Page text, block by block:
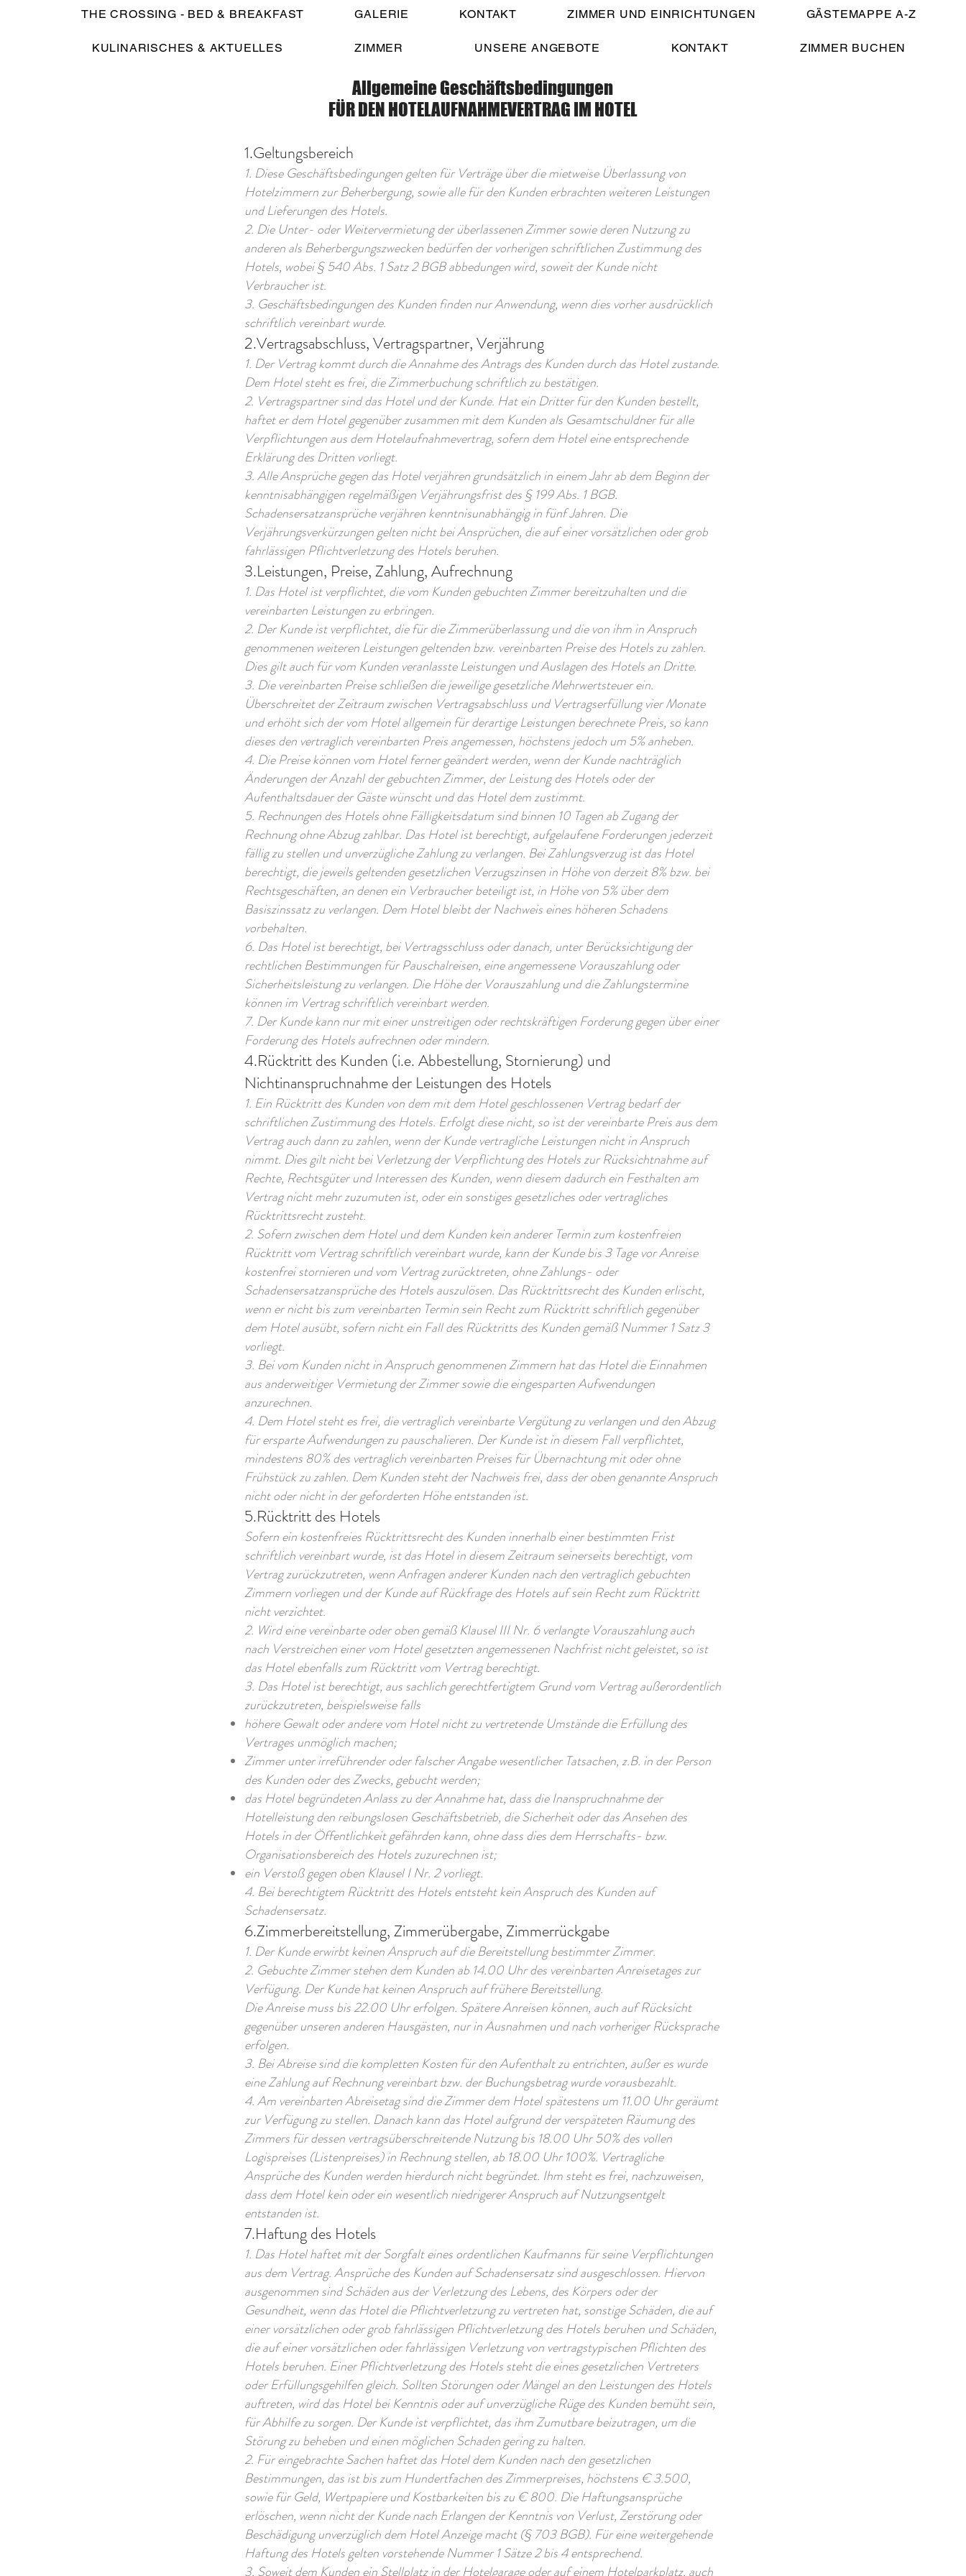
THE CROSSING - BED & BREAKFAST GALERIE KONTAKT ZIMMER UND EINRICHTUNGEN GÄSTEMAPPE A-Z
KULINARISCHES & AKTUELLES ZIMMER UNSERE ANGEBOTE KONTAKT ZIMMER BUCHEN
Allgemeine Geschäftsbedingungen
FÜR DEN HOTELAUFNAHMEVERTRAG IM HOTEL
1.Geltungsbereich
1. Diese Geschäftsbedingungen gelten für Verträge über die mietweise Überlassung von
Hotelzimmern zur Beherbergung, sowie alle für den Kunden erbrachten weiteren Leistungen
und Lieferungen des Hotels.
2. Die Unter- oder Weitervermietung der überlassenen Zimmer sowie deren Nutzung zu
anderen als Beherbergungszwecken bedürfen der vorherigen schriftlichen Zustimmung des
Hotels, wobei § 540 Abs. 1 Satz 2 BGB abbedungen wird, soweit der Kunde nicht
Verbraucher ist.
3. Geschäftsbedingungen des Kunden finden nur Anwendung, wenn dies vorher ausdrücklich
schriftlich vereinbart wurde.
2.Vertragsabschluss, Vertragspartner, Verjährung
1. Der Vertrag kommt durch die Annahme des Antrags des Kunden durch das Hotel zustande.
Dem Hotel steht es frei, die Zimmerbuchung schriftlich zu bestätigen.
2. Vertragspartner sind das Hotel und der Kunde. Hat ein Dritter für den Kunden bestellt,
haftet er dem Hotel gegenüber zusammen mit dem Kunden als Gesamtschuldner für alle
Verpflichtungen aus dem Hotelaufnahmevertrag, sofern dem Hotel eine entsprechende
Erklärung des Dritten vorliegt.
3. Alle Ansprüche gegen das Hotel verjähren grundsätzlich in einem Jahr ab dem Beginn der
kenntnisabhängigen regelmäßigen Verjährungsfrist des § 199 Abs. 1 BGB.
Schadensersatzansprüche verjähren kenntnisunabhängig in fünf Jahren. Die
Verjährungsverkürzungen gelten nicht bei Ansprüchen, die auf einer vorsätzlichen oder grob
fahrlässigen Pflichtverletzung des Hotels beruhen.
3.Leistungen, Preise, Zahlung, Aufrechnung
1. Das Hotel ist verpflichtet, die vom Kunden gebuchten Zimmer bereitzuhalten und die
vereinbarten Leistungen zu erbringen.
2. Der Kunde ist verpflichtet, die für die Zimmerüberlassung und die von ihm in Anspruch
genommenen weiteren Leistungen geltenden bzw. vereinbarten Preise des Hotels zu zahlen.
Dies gilt auch für vom Kunden veranlasste Leistungen und Auslagen des Hotels an Dritte.
3. Die vereinbarten Preise schließen die jeweilige gesetzliche Mehrwertsteuer ein.
Überschreitet der Zeitraum zwischen Vertragsabschluss und Vertragserfüllung vier Monate
und erhöht sich der vom Hotel allgemein für derartige Leistungen berechnete Preis, so kann
dieses den vertraglich vereinbarten Preis angemessen, höchstens jedoch um 5% anheben.
4. Die Preise können vom Hotel ferner geändert werden, wenn der Kunde nachträglich
Änderungen der Anzahl der gebuchten Zimmer, der Leistung des Hotels oder der
Aufenthaltsdauer der Gäste wünscht und das Hotel dem zustimmt.
5. Rechnungen des Hotels ohne Fälligkeitsdatum sind binnen 10 Tagen ab Zugang der
Rechnung ohne Abzug zahlbar. Das Hotel ist berechtigt, aufgelaufene Forderungen jederzeit
fällig zu stellen und unverzügliche Zahlung zu verlangen. Bei Zahlungsverzug ist das Hotel
berechtigt, die jeweils geltenden gesetzlichen Verzugszinsen in Höhe von derzeit 8% bzw. bei
Rechtsgeschäften, an denen ein Verbraucher beteiligt ist, in Höhe von 5% über dem
Basiszinssatz zu verlangen. Dem Hotel bleibt der Nachweis eines höheren Schadens
vorbehalten.
6. Das Hotel ist berechtigt, bei Vertragsschluss oder danach, unter Berücksichtigung der
rechtlichen Bestimmungen für Pauschalreisen, eine angemessene Vorauszahlung oder
Sicherheitsleistung zu verlangen. Die Höhe der Vorauszahlung und die Zahlungstermine
können im Vertrag schriftlich vereinbart werden.
7. Der Kunde kann nur mit einer unstreitigen oder rechtskräftigen Forderung gegen über einer
Forderung des Hotels aufrechnen oder mindern.
4.Rücktritt des Kunden (i.e. Abbestellung, Stornierung) und
Nichtinanspruchnahme der Leistungen des Hotels
1. Ein Rücktritt des Kunden von dem mit dem Hotel geschlossenen Vertrag bedarf der
schriftlichen Zustimmung des Hotels. Erfolgt diese nicht, so ist der vereinbarte Preis aus dem
Vertrag auch dann zu zahlen, wenn der Kunde vertragliche Leistungen nicht in Anspruch
nimmt. Dies gilt nicht bei Verletzung der Verpflichtung des Hotels zur Rücksichtnahme auf
Rechte, Rechtsgüter und Interessen des Kunden, wenn diesem dadurch ein Festhalten am
Vertrag nicht mehr zuzumuten ist, oder ein sonstiges gesetzliches oder vertragliches
Rücktrittsrecht zusteht.
2. Sofern zwischen dem Hotel und dem Kunden kein anderer Termin zum kostenfreien
Rücktritt vom Vertrag schriftlich vereinbart wurde, kann der Kunde bis 3 Tage vor Anreise
kostenfrei stornieren und vom Vertrag zurücktreten, ohne Zahlungs- oder
Schadensersatzansprüche des Hotels auszulösen. Das Rücktrittsrecht des Kunden erlischt,
wenn er nicht bis zum vereinbarten Termin sein Recht zum Rücktritt schriftlich gegenüber
dem Hotel ausübt, sofern nicht ein Fall des Rücktritts des Kunden gemäß Nummer 1 Satz 3
vorliegt.
3. Bei vom Kunden nicht in Anspruch genommenen Zimmern hat das Hotel die Einnahmen
aus anderweitiger Vermietung der Zimmer sowie die eingesparten Aufwendungen
anzurechnen.
4. Dem Hotel steht es frei, die vertraglich vereinbarte Vergütung zu verlangen und den Abzug
für ersparte Aufwendungen zu pauschalieren. Der Kunde ist in diesem Fall verpflichtet,
mindestens 80% des vertraglich vereinbarten Preises für Übernachtung mit oder ohne
Frühstück zu zahlen. Dem Kunden steht der Nachweis frei, dass der oben genannte Anspruch
nicht oder nicht in der geforderten Höhe entstanden ist.
5.Rücktritt des Hotels
Sofern ein kostenfreies Rücktrittsrecht des Kunden innerhalb einer bestimmten Frist
schriftlich vereinbart wurde, ist das Hotel in diesem Zeitraum seinerseits berechtigt, vom
Vertrag zurückzutreten, wenn Anfragen anderer Kunden nach den vertraglich gebuchten
Zimmern vorliegen und der Kunde auf Rückfrage des Hotels auf sein Recht zum Rücktritt
nicht verzichtet.
2. Wird eine vereinbarte oder oben gemäß Klausel III Nr. 6 verlangte Vorauszahlung auch
nach Verstreichen einer vom Hotel gesetzten angemessenen Nachfrist nicht geleistet, so ist
das Hotel ebenfalls zum Rücktritt vom Vertrag berechtigt.
3. Das Hotel ist berechtigt, aus sachlich gerechtfertigtem Grund vom Vertrag außerordentlich
zurückzutreten, beispielsweise falls
höhere Gewalt oder andere vom Hotel nicht zu vertretende Umstände die Erfüllung des
Vertrages unmöglich machen;
Zimmer unter irreführender oder falscher Angabe wesentlicher Tatsachen, z.B. in der Person
des Kunden oder des Zwecks, gebucht werden;
das Hotel begründeten Anlass zu der Annahme hat, dass die Inanspruchnahme der
Hotelleistung den reibungslosen Geschäftsbetrieb, die Sicherheit oder das Ansehen des
Hotels in der Öffentlichkeit gefährden kann, ohne dass dies dem Herrschafts- bzw.
Organisationsbereich des Hotels zuzurechnen ist;
ein Verstoß gegen oben Klausel I Nr. 2 vorliegt.
4. Bei berechtigtem Rücktritt des Hotels entsteht kein Anspruch des Kunden auf
Schadensersatz.
6.Zimmerbereitstellung, Zimmerübergabe, Zimmerrückgabe
1. Der Kunde erwirbt keinen Anspruch auf die Bereitstellung bestimmter Zimmer.
2. Gebuchte Zimmer stehen dem Kunden ab 14.00 Uhr des vereinbarten Anreisetages zur
Verfügung. Der Kunde hat keinen Anspruch auf frühere Bereitstellung.
Die Anreise muss bis 22.00 Uhr erfolgen. Spätere Anreisen können, auch auf Rücksicht
gegenüber unseren anderen Hausgästen, nur in Ausnahmen und nach vorheriger Rücksprache
erfolgen.
3. Bei Abreise sind die kompletten Kosten für den Aufenthalt zu entrichten, außer es wurde
eine Zahlung auf Rechnung vereinbart bzw. der Buchungsbetrag wurde vorausbezahlt.
4. Am vereinbarten Abreisetag sind die Zimmer dem Hotel spätestens um 11.00 Uhr geräumt
zur Verfügung zu stellen. Danach kann das Hotel aufgrund der verspäteten Räumung des
Zimmers für dessen vertragsüberschreitende Nutzung bis 18.00 Uhr 50% des vollen
Logispreises (Listenpreises) in Rechnung stellen, ab 18.00 Uhr 100%. Vertragliche
Ansprüche des Kunden werden hierdurch nicht begründet. Ihm steht es frei, nachzuweisen,
dass dem Hotel kein oder ein wesentlich niedrigerer Anspruch auf Nutzungsentgelt
entstanden ist.
7.Haftung des Hotels
1. Das Hotel haftet mit der Sorgfalt eines ordentlichen Kaufmanns für seine Verpflichtungen
aus dem Vertrag. Ansprüche des Kunden auf Schadensersatz sind ausgeschlossen. Hiervon
ausgenommen sind Schäden aus der Verletzung des Lebens, des Körpers oder der
Gesundheit, wenn das Hotel die Pflichtverletzung zu vertreten hat, sonstige Schäden, die auf
einer vorsätzlichen oder grob fahrlässigen Pflichtverletzung des Hotels beruhen und Schäden,
die auf einer vorsätzlichen oder fahrlässigen Verletzung von vertragstypischen Pflichten des
Hotels beruhen. Einer Pflichtverletzung des Hotels steht die eines gesetzlichen Vertreters
oder Erfüllungsgehilfen gleich. Sollten Störungen oder Mängel an den Leistungen des Hotels
auftreten, wird das Hotel bei Kenntnis oder auf unverzügliche Rüge des Kunden bemüht sein,
für Abhilfe zu sorgen. Der Kunde ist verpflichtet, das ihm Zumutbare beizutragen, um die
Störung zu beheben und einen möglichen Schaden gering zu halten.
2. Für eingebrachte Sachen haftet das Hotel dem Kunden nach den gesetzlichen
Bestimmungen, das ist bis zum Hundertfachen des Zimmerpreises, höchstens € 3.500,
sowie für Geld, Wertpapiere und Kostbarkeiten bis zu € 800. Die Haftungsansprüche
erlöschen, wenn nicht der Kunde nach Erlangen der Kenntnis von Verlust, Zerstörung oder
Beschädigung unverzüglich dem Hotel Anzeige macht (§ 703 BGB). Für eine weitergehende
Haftung des Hotels gelten vorstehende Nummer 1 Sätze 2 bis 4 entsprechend.
3. Soweit dem Kunden ein Stellplatz in der Hotelgarage oder auf einem Hotelparkplatz, auch